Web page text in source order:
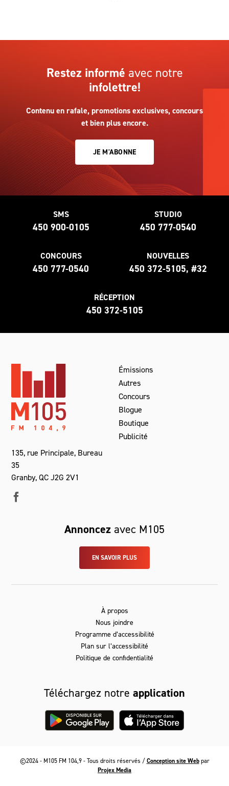
Restez informé avec notre
infolettre!
Contenu en rafale, promotions exclusives, concours
et bien plus encore.
JE M'ABONNE
SMS
450 900-0105
STUDIO
450 777-0540
CONCOURS
450 777-0540
NOUVELLES
450 372-5105, #32
RÉCEPTION
450 372-5105
135, rue Principale, Bureau
35
Granby, QC J2G 2V1
Émissions
Autres
Concours
Blogue
Boutique
Publicité
Annoncez avec M105
EN SAVOIR PLUS
À propos
Nous joindre
Programme d’accessibilité
Plan sur l’accessibilité
Politique de confidentialité
Téléchargez notre application
©2024 - M105 FM 104,9 - Tous droits réservés /Conception site Webpar
Projex Media